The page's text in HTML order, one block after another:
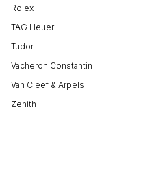
Rolex
TAG Heuer
Tudor
Vacheron Constantin
Van Cleef & Arpels
Zenith